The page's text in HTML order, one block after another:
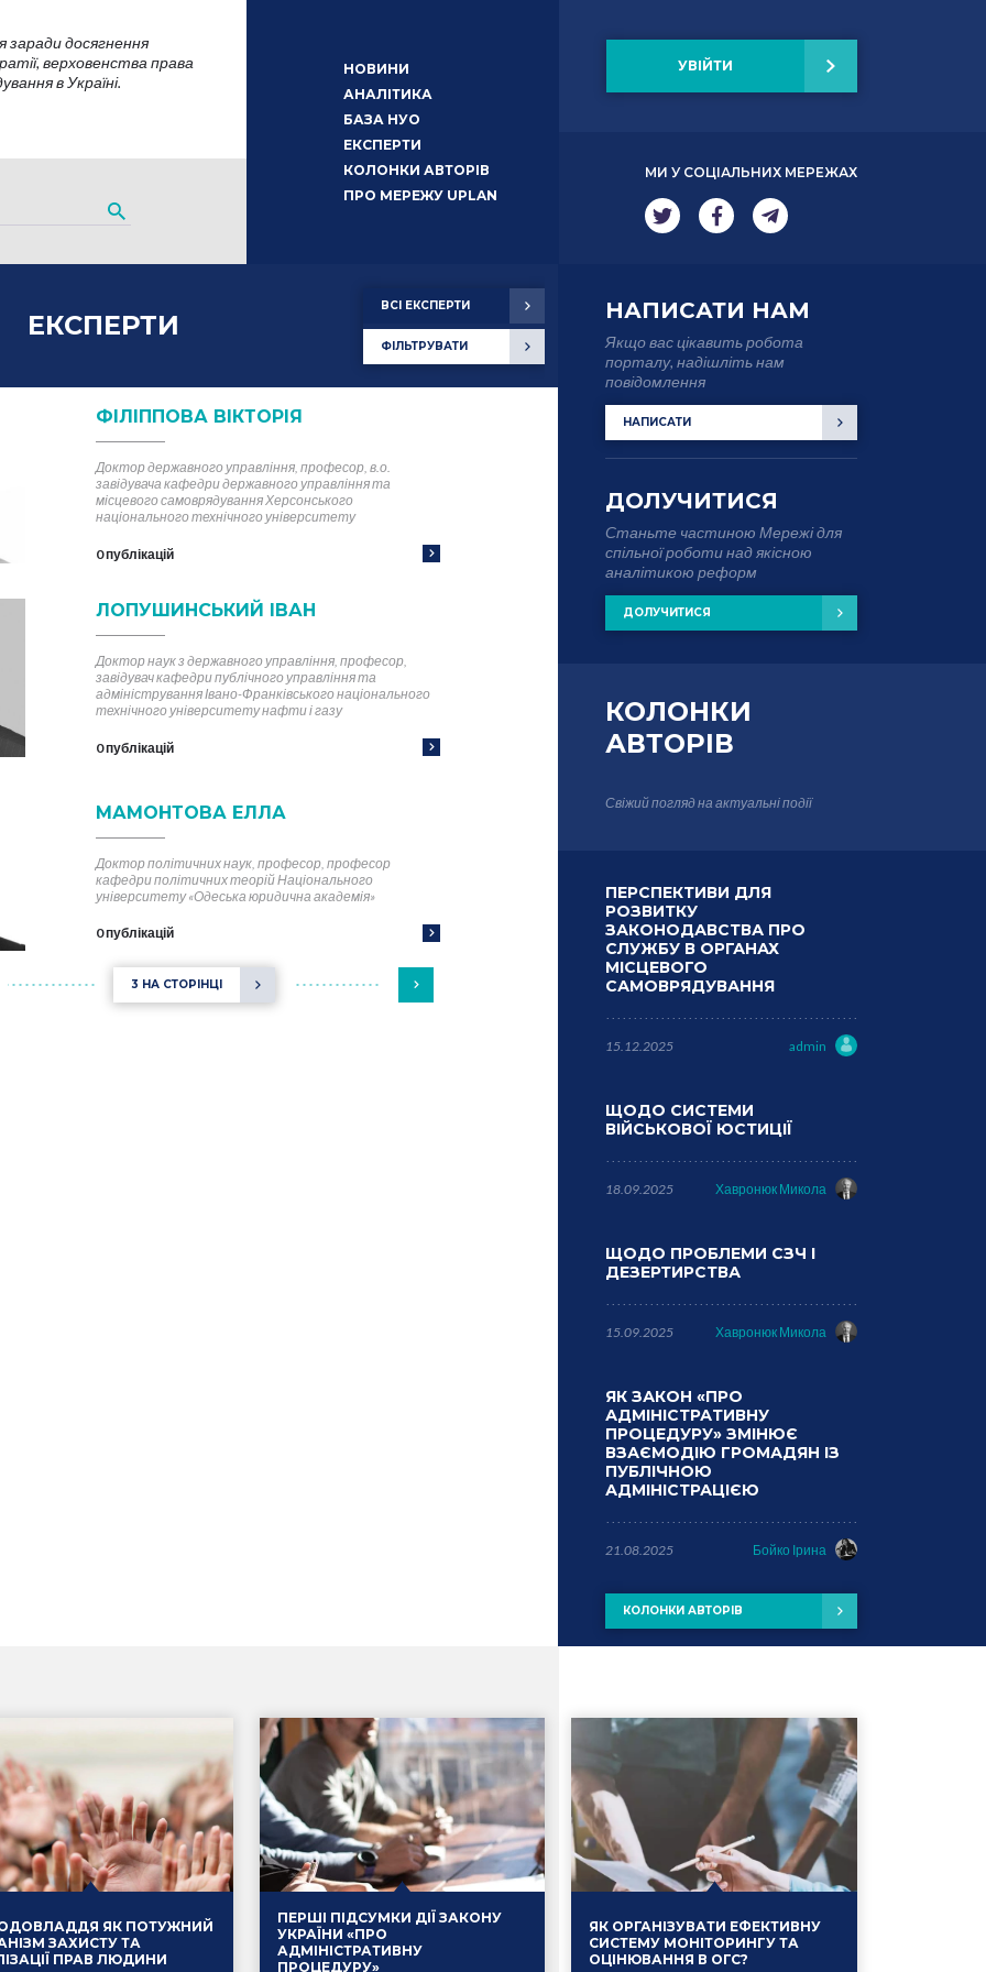
заради досягнення
верховенства права
в Україні.
НОВИНИ
АНАЛІТИКА
БАЗА НУО
ЕКСПЕРТИ
КОЛОНКИ АВТОРІВ
ПРО МЕРЕЖУ UPLAN
УВІЙТИ
МИ У СОЦІАЛЬНИХ МЕРЕЖАХ
ЕКСПЕРТИ
ВСІ ЕКСПЕРТИ
ФІЛЬТРУВАТИ
ФІЛІППОВА ВІКТОРІЯ
Доктор державного управління, професор, в.о.
завідувача кафедри державного управління та
місцевого самоврядування Херсонського
національного технічного університету
0 публікацій
ЛОПУШИНСЬКИЙ ІВАН
Доктор наук з державного управління, професор,
завідувач кафедри публічного управління та
адміністрування Івано-Франківського національного
технічного університету нафти і газу
0 публікацій
МАМОНТОВА ЕЛЛА
Доктор політичних наук, професор, професор
кафедри політичних теорій Національного
університету «Одеська юридична академія»
0 публікацій
3 НА СТОРІНЦІ
НАПИСАТИ НАМ
Якщо вас цікавить робота
порталу, надішліть нам
повідомлення
НАПИСАТИ
ДОЛУЧИТИСЯ
Станьте частиною Мережі для
спільної роботи над якісною
аналітикою реформ
ДОЛУЧИТИСЯ
КОЛОНКИ
АВТОРІВ
Свіжий погляд на актуальні події
ПЕРСПЕКТИВИ ДЛЯ
РОЗВИТКУ
ЗАКОНОДАВСТВА ПРО
СЛУЖБУ В ОРГАНАХ
МІСЦЕВОГО
САМОВРЯДУВАННЯ
15.12.2025 admin
ЩОДО СИСТЕМИ
ВІЙСЬКОВОЇ ЮСТИЦІЇ
18.09.2025 Хавронюк Микола
ЩОДО ПРОБЛЕМИ СЗЧ І
ДЕЗЕРТИРСТВА
15.09.2025 Хавронюк Микола
ЯК ЗАКОН «ПРО
АДМІНІСТРАТИВНУ
ПРОЦЕДУРУ» ЗМІНЮЄ
ВЗАЄМОДІЮ ГРОМАДЯН ІЗ
ПУБЛІЧНОЮ
АДМІНІСТРАЦІЄЮ
21.08.2025 Бойко Ірина
КОЛОНКИ АВТОРІВ
ЯК ПОТУЖНИЙ
ЗАХИСТУ ТА
ПРАВ ЛЮДИНИ
ПЕРШІ ПІДСУМКИ ДІЇ ЗАКОНУ
УКРАЇНИ «ПРО
АДМІНІСТРАТИВНУ
ПРОЦЕДУРУ»
ЯК ОРГАНІЗУВАТИ ЕФЕКТИВНУ
СИСТЕМУ МОНІТОРИНГУ ТА
ОЦІНЮВАННЯ В ОГС?